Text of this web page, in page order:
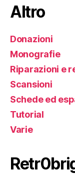
Altro
Donazioni
Monografie
Riparazioni e
Scansioni
Schede ed
Tutorial
Varie